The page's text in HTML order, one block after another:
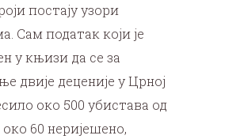
постају узори
Сам податак који је
у књизи да се за
двије деценије у Црној
око 500 убистава од
око 60 неријешено,